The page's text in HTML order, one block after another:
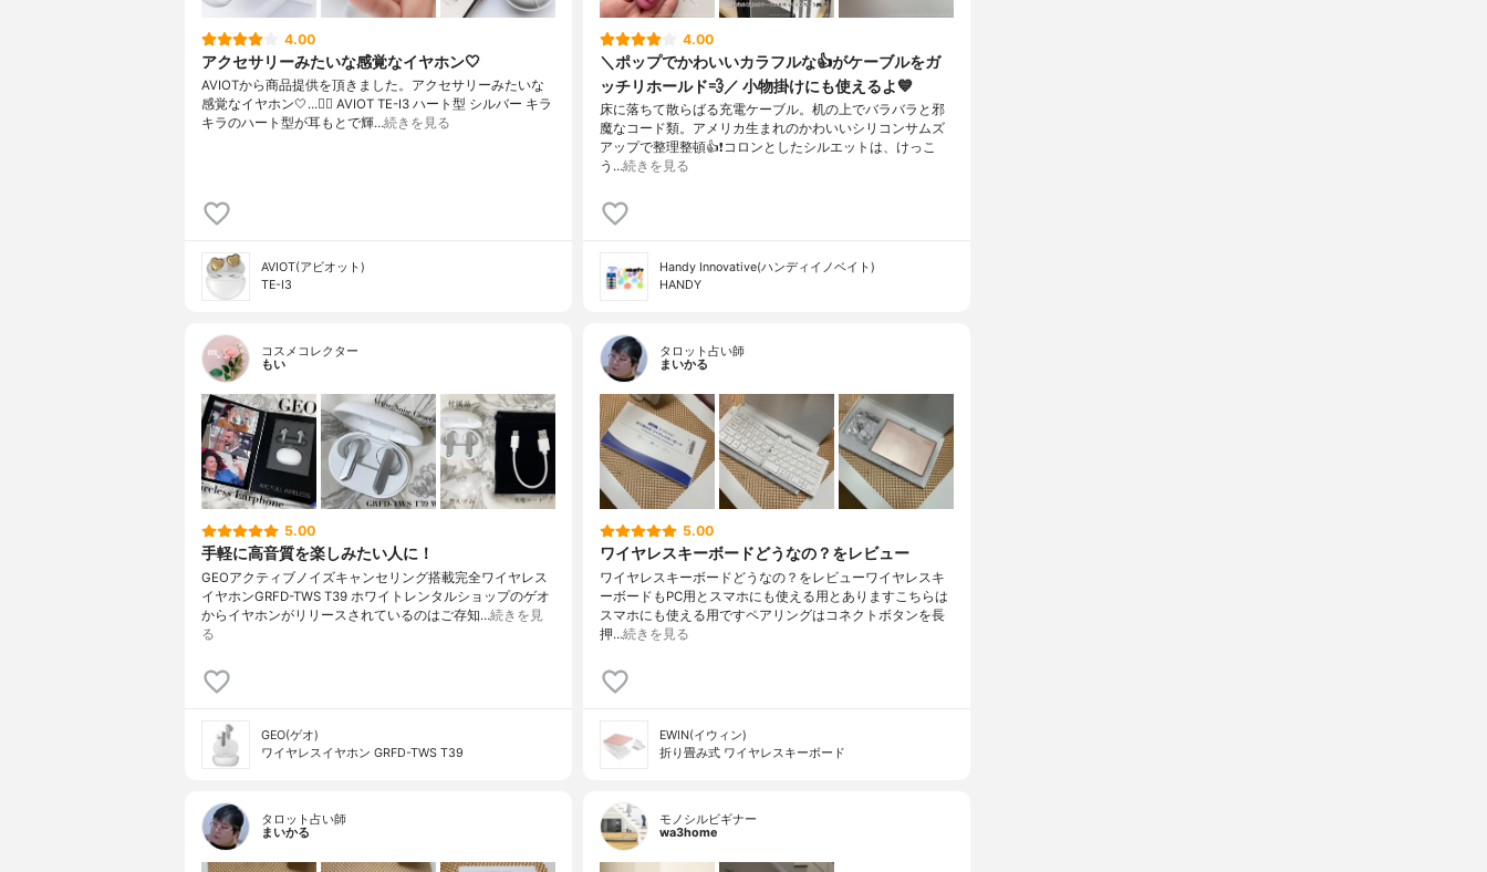
4.00
アクセサリーみたいな感覚なイヤホン🤍
AVIOTから商品提供を頂きました。アクセサリーみたいな
感覚なイヤホン🤍...👉🏻 AVIOT TE-I3 ハート型 シルバー キラ
キラのハート型が耳もとで輝…続きを見る
AVIOT(アビオット)
TE-I3
4.00
＼ポップでかわいいカラフルな👍がケーブルをガ
ッチリホールド💨／ 小物掛けにも使えるよ💙
床に落ちて散らばる充電ケーブル。机の上でバラバラと邪
魔なコード類。アメリカ生まれのかわいいシリコンサムズ
アップで整理整頓👍❗️コロンとしたシルエットは、けっこ
う…続きを見る
Handy Innovative(ハンディイノベイト)
HANDY
コスメコレクター
もい
5.00
手軽に高音質を楽しみたい人に！
GEOアクティブノイズキャンセリング搭載完全ワイヤレス
イヤホンGRFD-TWS T39 ホワイトレンタルショップのゲオ
からイヤホンがリリースされているのはご存知…続きを見
る
GEO(ゲオ)
ワイヤレスイヤホン GRFD-TWS T39
タロット占い師
まいかる
5.00
ワイヤレスキーボードどうなの？をレビュー
ワイヤレスキーボードどうなの？をレビューワイヤレスキ
ーボードもPC用とスマホにも使える用とありますこちらは
スマホにも使える用ですペアリングはコネクトボタンを長
押…続きを見る
EWIN(イウィン)
折り畳み式 ワイヤレスキーボード
タロット占い師
まいかる
モノシルビギナー
wa3home